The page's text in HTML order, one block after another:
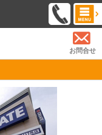
お問合せ